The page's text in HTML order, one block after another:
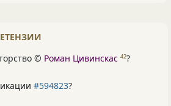
© Роман Цивинскас 42?
#594823?